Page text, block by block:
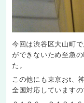
今回は渋谷区大山町
ができないため至急
た。
この他にも東京おt、
全国対応しています